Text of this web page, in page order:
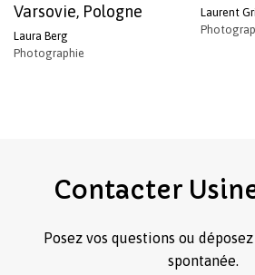
Varsovie, Pologne
Laura Berg
Photographie
Laurent
Contacter
Posez vos questions ou
spontanée.